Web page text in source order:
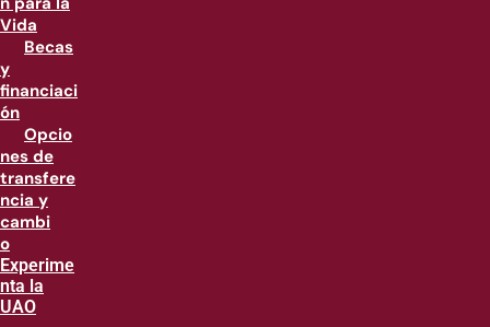
Vida
Becas
y
financiaci
ón
Opcio
nes de
transfere
ncia y
cambi
o
Experime
nta la
UAO